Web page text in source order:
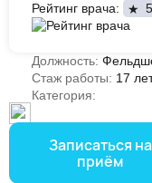
Должность:
Стаж работы: 17
Категория:
Записаться на
приём
Рейтинг врача: